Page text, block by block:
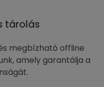
tárolás
megbízható offline
amely garantálja a